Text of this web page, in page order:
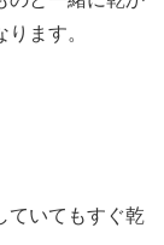
ます。
ていてもすぐ乾